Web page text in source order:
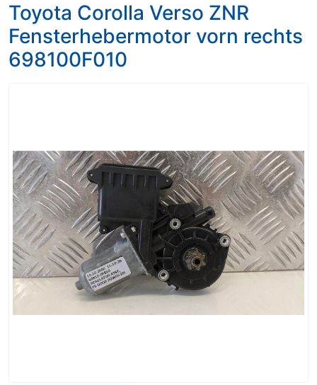
Toyota Corolla Verso ZNR
Fensterhebermotor vorn rechts
698100F010